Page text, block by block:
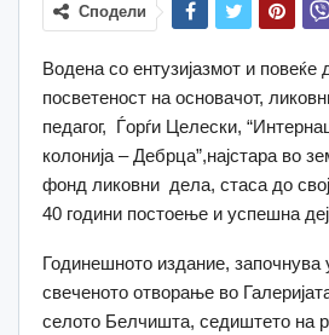
Сподели
Водена со ентузијазмот и повеќе
посветеност на основачот,
педагог, Ѓорѓи Целески,
колонија – Дебрца”,најстара во
фонд ликовни дела, стаса до
40 години постоење и успешна
Годинешното издание, започнува
свеченото отворање во
селото Белчишта, седиштето на